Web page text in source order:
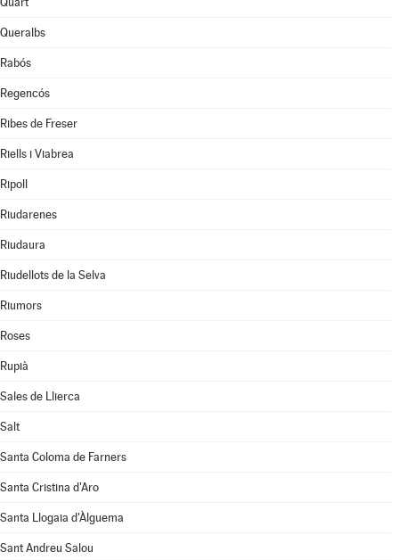
Queralbs
Rabós
Regencós
Ribes de Freser
Riells i Viabrea
Ripoll
Riudarenes
Riudaura
Riudellots de la Selva
Riumors
Roses
Rupià
Sales de Llierca
Salt
Santa Coloma de Farners
Santa Cristina d'Aro
Santa Llogaia d'Àlguema
Sant Andreu Salou